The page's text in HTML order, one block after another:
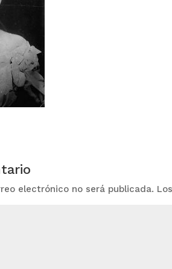
electrónico no será publicada.